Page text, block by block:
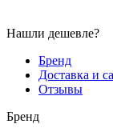
Нашли дешевле?
Бренд
Доставка и
Отзывы
Бренд